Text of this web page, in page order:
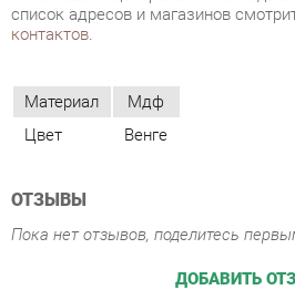
Цвет
Венге
Пока нет отзывов, поделитесь